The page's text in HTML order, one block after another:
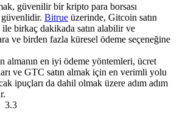
kullanan vadeli işlemler
güvenilir bir kripto para borsası
güvenlidir. Bitrue üzerinde, Gitcoin satın
birkaç dakikada satın alabilir ve
ve birden fazla küresel ödeme seçeneğine
almanın en iyi ödeme yöntemleri, ücret
ve GTC satın almak için en verimli yolu
ipuçları da dahil olmak üzere adım adım
3.3